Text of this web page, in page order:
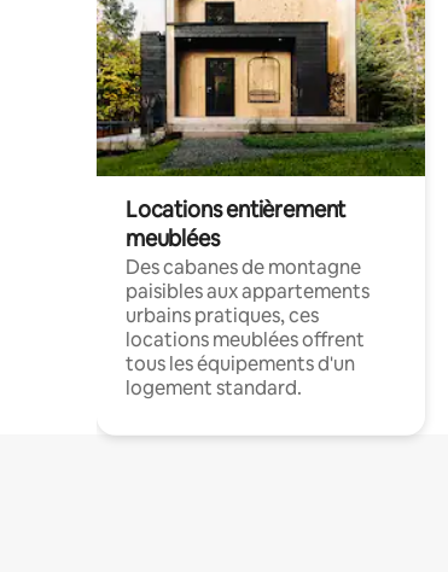
Locations entièrement
meublées
Des cabanes de montagne
paisibles aux appartements
urbains pratiques, ces
locations meublées offrent
tous les équipements d'un
logement standard.